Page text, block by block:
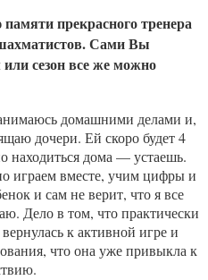
прекрасного тренера
Сами Вы
сезон все же можно
домашними делами и,
дочери. Ей скоро будет 4
находиться дома — устаешь.
играем вместе, учим цифры и
и сам не верит, что я все
Дело в том, что практически
к активной игре и
что она уже привыкла к